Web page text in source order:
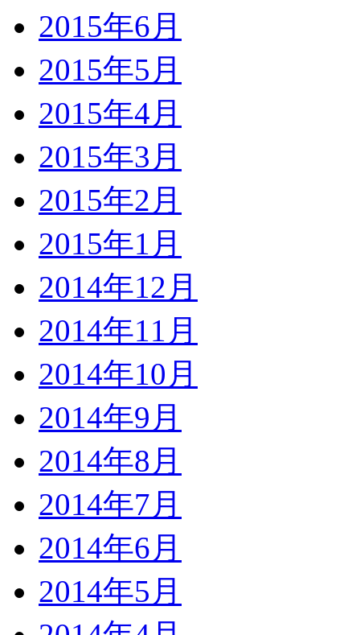
2015年6月
2015年5月
2015年4月
2015年3月
2015年2月
2015年1月
2014年12月
2014年11月
2014年10月
2014年9月
2014年8月
2014年7月
2014年6月
2014年5月